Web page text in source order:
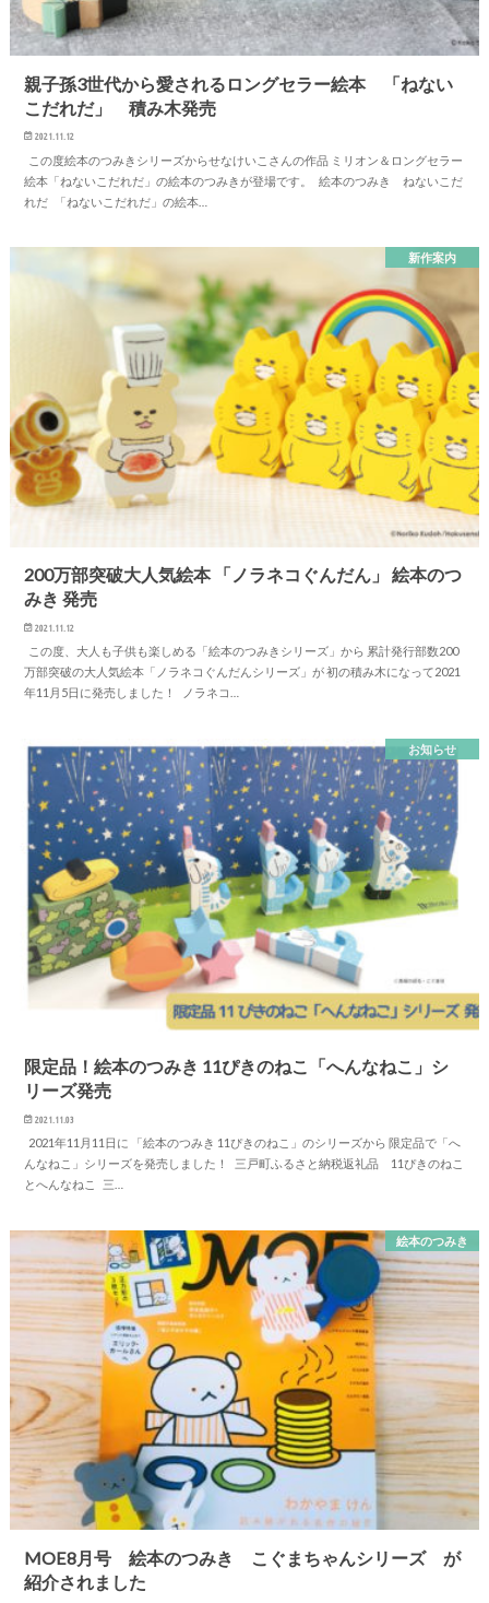
親子孫3世代から愛されるロングセラー絵本 「ねない
こだれだ」 積み木発売
2021.11.12
この度絵本のつみきシリーズからせなけいこさんの作品 ミリオン＆ロングセラー
絵本「ねないこだれだ」の絵本のつみきが登場です。 絵本のつみき ねないこだ
れだ 「ねないこだれだ」の絵本…
新作案内
200万部突破大人気絵本 「ノラネコぐんだん」 絵本のつ
みき 発売
2021.11.12
この度、大人も子供も楽しめる「絵本のつみきシリーズ」から 累計発行部数200
万部突破の大人気絵本「ノラネコぐんだんシリーズ」が 初の積み木になって2021
年11月5日に発売しました！ ノラネコ…
お知らせ
限定品！絵本のつみき 11ぴきのねこ「へんなねこ」シ
リーズ発売
2021.11.03
2021年11月11日に 「絵本のつみき 11ぴきのねこ」のシリーズから 限定品で「へ
んなねこ」シリーズを発売しました！ 三戸町ふるさと納税返礼品 11ぴきのねこ
とへんなねこ 三…
絵本のつみき
MOE8月号 絵本のつみき こぐまちゃんシリーズ が
紹介されました